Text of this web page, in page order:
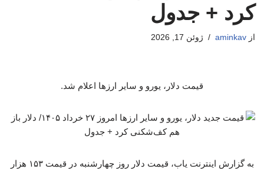
کرد + جدول
از aminkav ژوئن 17, 2026
قیمت دلار، یورو و سایر ارزها اعلام شد.
به گزارش اینترنت یاب، قیمت دلار روز چهارشنبه در قیمت ۱۵۳ هزار